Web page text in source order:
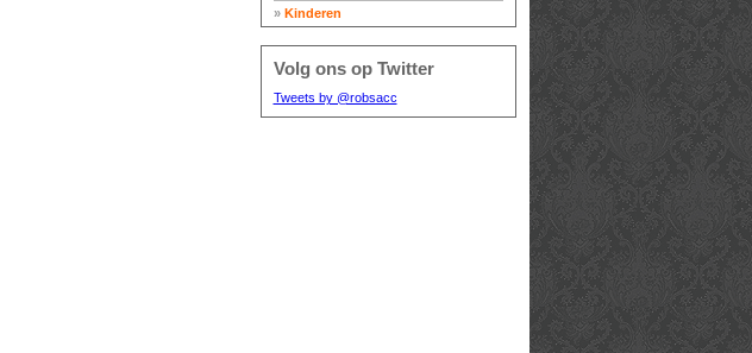
» Kinderen
Volg ons op Twitter
Tweets by @robsacc